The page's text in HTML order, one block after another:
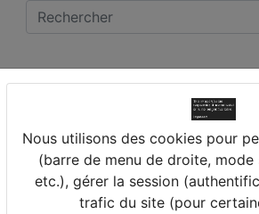
(45) FERRIERES EN GATINAIS
PIERRE
Nous utilisons des cookies pour
(barre de menu de droite,
etc.), gérer la session
trafic du site (pour